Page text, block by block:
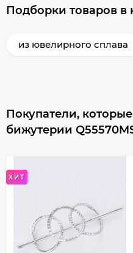
Подборки товаров в
из ювелирного сплава
Покупатели,
бижутерии
ХИТ